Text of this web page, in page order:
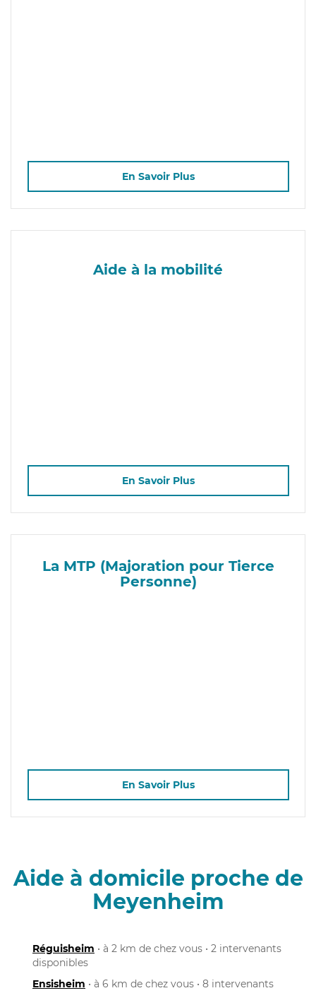
En Savoir Plus
Aide à la mobilité
En Savoir Plus
La MTP (Majoration pour Tierce
Personne)
En Savoir Plus
Aide à domicile proche de
Meyenheim
Réguisheim • à 2 km de chez vous • 2 intervenants
disponibles
Ensisheim • à 6 km de chez vous • 8 intervenants